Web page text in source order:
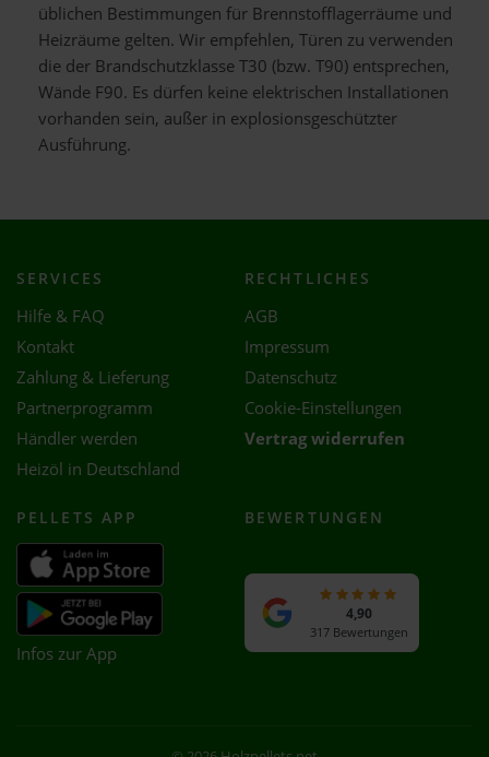
üblichen Bestimmungen für Brennstofflagerräume und
Heizräume gelten. Wir empfehlen, Türen zu verwenden
die der Brandschutzklasse T30 (bzw. T90) entsprechen,
Wände F90. Es dürfen keine elektrischen Installationen
vorhanden sein, außer in explosionsgeschützter
Ausführung.
SERVICES
Hilfe & FAQ
Kontakt
Zahlung & Lieferung
Partnerprogramm
Händler werden
Heizöl in Deutschland
RECHTLICHES
AGB
Impressum
Datenschutz
Cookie-Einstellungen
Vertrag widerrufen
PELLETS APP
Infos zur App
BEWERTUNGEN
4,90
317 Bewertungen